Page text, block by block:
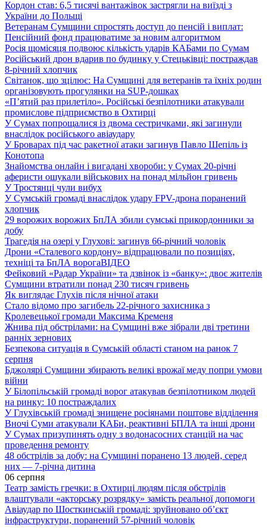
Кордон став: 6,5 тисячі вантажівок застрягли на виїзді з
України до Польщі
Ветеранам Сумщини спростять доступ до пенсій і виплат:
Пенсійний фонд працюватиме за новим алгоритмом
Росія щомісяця подвоює кількість ударів КАБами по Сумам
Російський дрон вдарив по будинку у Стецьківці: постраждав
8-річний хлопчик
Світанок, що зцілює: На Сумщині для ветеранів та їхніх родин
організовують прогулянки на SUP-дошках
«П’ятий раз прилетіло». Російські безпілотники атакували
промислове підприємство в Охтирці
У Сумах попрощалися із двома сестричками, які загинули
внаслідок російського авіаудару
У Броварах під час ракетної атаки загинув Павло Шепіль із
Конотопа
Знайомства онлайн і вигадані хвороби: у Сумах 20-річні
аферисти ошукали військових на понад мільйон гривень
У Тростянці чули вибух
У Сумській громаді внаслідок удару FPV-дрона поранений
хлопчик
29 ворожих ворожих БпЛА збили сумські прикордонники за
добу
Трагедія на озері у Глухові: загинув 66-річний чоловік
Дрони «Сталевого кордону» відпрацювали по позиціях,
техніці та БпЛА ворогаВІДЕО
Фейковий «Радар України» та дзвінок із «банку»: двоє жителів
Сумщини втратили понад 230 тисяч гривень
Як виглядає Глухів після нічної атаки
Стало відомо про загибель 22-річного захисника з
Кролевецької громади Максима Кременя
Жнива під обстрілами: на Сумщині вже зібрали дві третини
ранніх зернових
Безпекова ситуація в Сумській області станом на ранок 7
серпня
Бджолярі Сумщини збирають великі врожаї меду попри умови
війни
У Білопільській громаді ворог атакував безпілотником людей
на ринку: 10 постраждалих
У Глухівській громаді знищене росіянами поштове відділення
Вночі Суми атакували КАБи, реактивні БПЛА та інші дрони
У Сумах призупинять одну з водонасосних станцій на час
проведення ремонту
48 обстрілів за добу: на Сумщині поранено 13 людей, серед
них — 7-річна дитина
06 серпня
Театр замість гречки: в Охтирці людям після обстрілів
влаштували «акторську розрядку» замість реальної допомоги
Авіаудар по Шосткинській громаді: зруйновано об’єкт
інфраструктури, поранений 57-річний чоловік